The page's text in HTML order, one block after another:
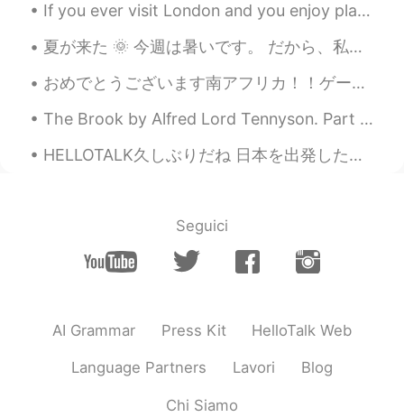
If you ever visit London and you enjoy plants and nature, I recommend you should visit Royal Bota...
夏が来た 🌞 今週は暑いです。 だから、私の毎日のスケジュールは天候によって変わります。 午前中の天気は30度近く涼しい😱 これから朝ハイキングをしてみます。 これは今朝の月の写真です。 今お...
おめでとうございます南アフリカ！！ゲームはすごく良かったですよ！ありがとうございます日本！Great game bokke! you played an amazing game. Thank ...
The Brook by Alfred Lord Tennyson. Part 1 of 4. I come from haunts of coot and hern I make a ...
HELLOTALK久しぶりだね 日本を出発したので、HELLOTALKを使用しませんでした。おれは悲しかった。東京、福岡、長崎、広島、大阪、奈良、神戸、名古屋、岐阜を訪れました。 たくさんの新し...
Seguici
AI Grammar Press Kit HelloTalk Web
Language Partners Lavori Blog
Chi Siamo